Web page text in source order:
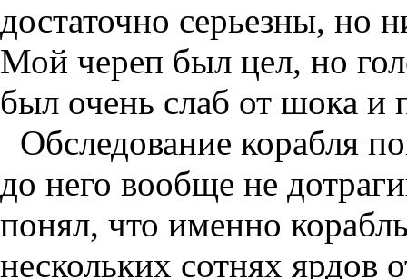
достаточно серьезны, но
Мой череп был цел, но
был очень слаб от шока и
Обследование корабля
до него вообще не
понял, что именно
нескольких сотнях ярдов